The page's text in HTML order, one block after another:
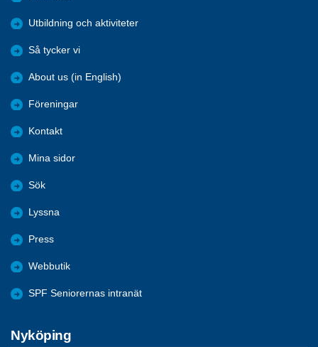
Utbildning och aktiviteter
Så tycker vi
About us (in English)
Föreningar
Kontakt
Mina sidor
Sök
Lyssna
Press
Webbutik
SPF Seniorernas intranät
Nyköping